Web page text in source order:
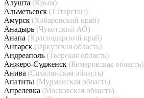
Алушта (Крым)
Альметьевск (Татарстан)
Амурск (Хабаровский край)
Анадырь (Чукотский АО)
Анапа (Краснодарский край)
Ангарск (Иркутская область)
Андреаполь (Тверская область)
Анжеро-Судженск (Кемеровская область)
Анива (Сахалинская область)
Апатиты (Мурманская область)
Апрелевка (Московская область)